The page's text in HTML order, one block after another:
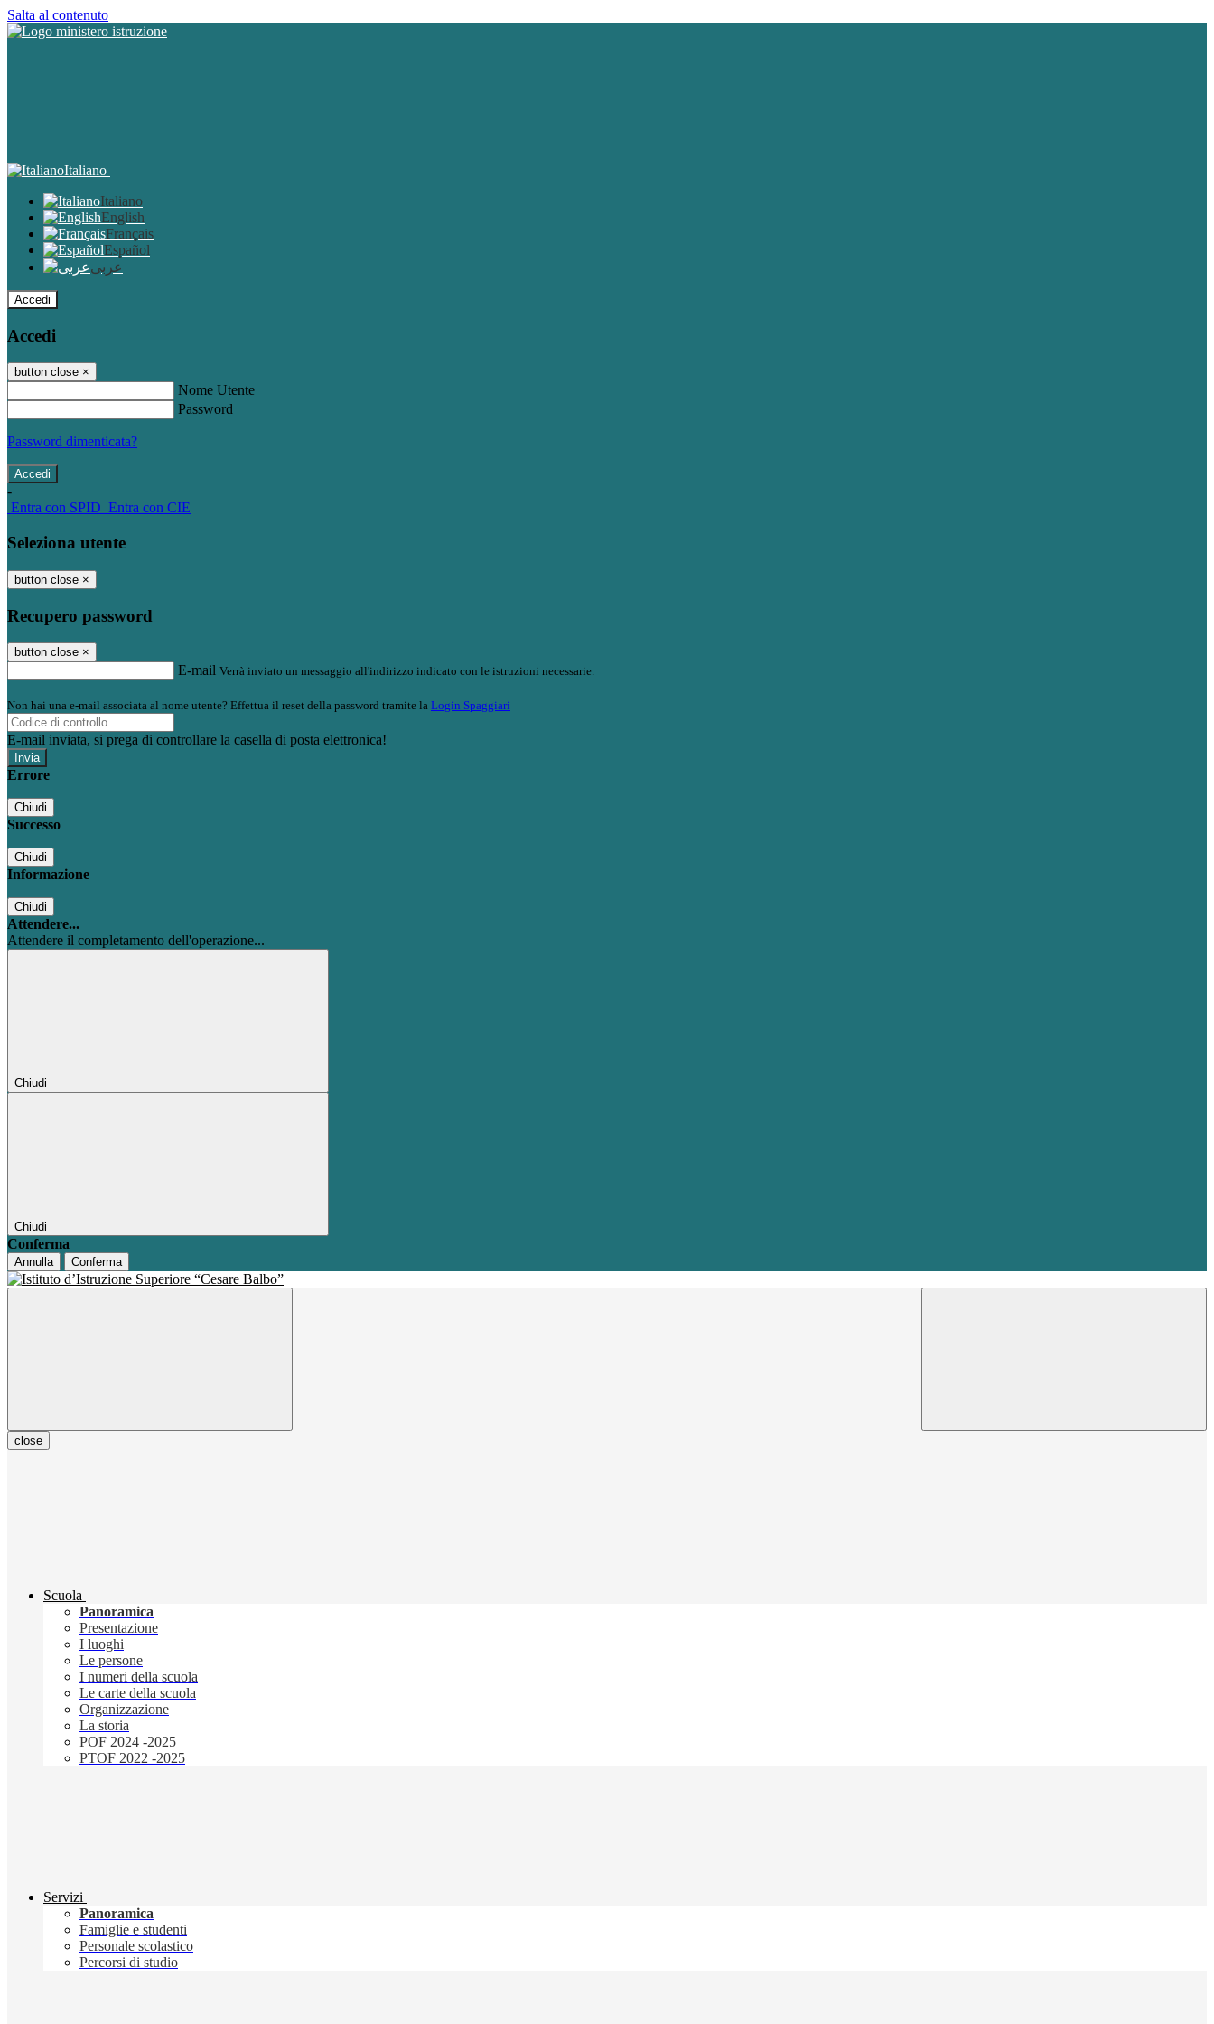
Salta al contenuto
Italiano
Italiano
English
Français
Español
عربى
Accedi
Accedi
button close ×
Nome Utente
Password
Password dimenticata?
-
Entra con SPID Entra con CIE
Seleziona utente
button close ×
Recupero password
button close ×
E-mail Verrà inviato un messaggio all'indirizzo indicato con le istruzioni necessarie.
Non hai una e-mail associata al nome utente? Effettua il reset della password tramite la Login Spaggiari
E-mail inviata, si prega di controllare la casella di posta elettronica!
Errore
Chiudi
Successo
Chiudi
Informazione
Chiudi
Attendere...
Attendere il completamento dell'operazione...
Chiudi
Chiudi
Conferma
Annulla Conferma
close
Scuola
Panoramica
Presentazione
I luoghi
Le persone
I numeri della scuola
Le carte della scuola
Organizzazione
La storia
POF 2024 -2025
PTOF 2022 -2025
Servizi
Panoramica
Famiglie e studenti
Personale scolastico
Percorsi di studio